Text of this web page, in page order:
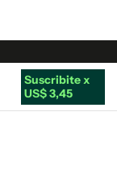
Suscribite x
US$ 3,45